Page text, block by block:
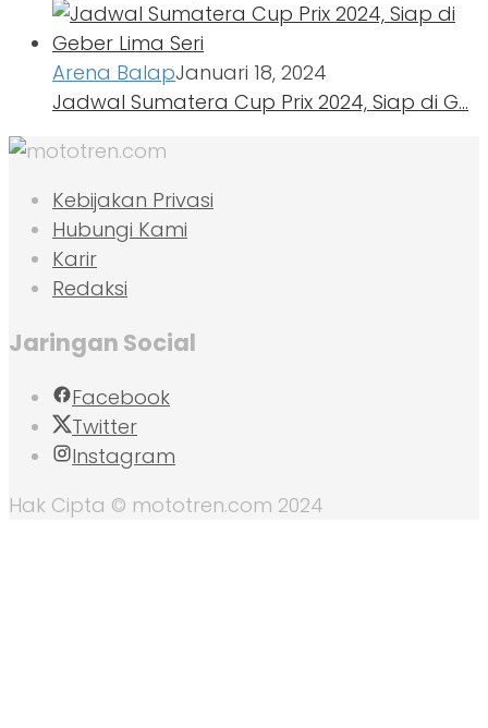
Arena BalapJanuari 18, 2024
Jadwal Sumatera Cup Prix 2024, Siap di G…
Kebijakan Privasi
Hubungi Kami
Karir
Redaksi
Jaringan Social
Facebook
Twitter
Instagram
Hak Cipta © mototren.com 2024